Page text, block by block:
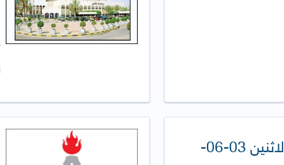
نشرة الصحافة اليومية (يوم الاثنين 03-06-